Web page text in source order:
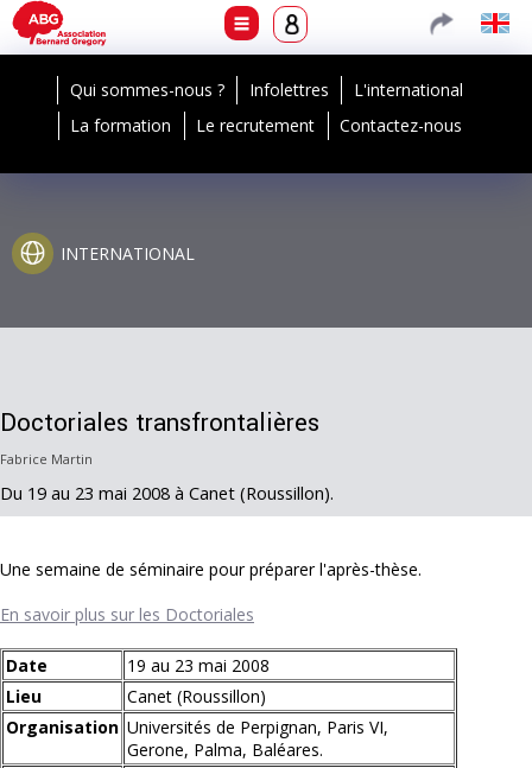
Qui sommes-nous ? Infolettres
L'international
La formation
Le recrutement Contactez-nous
INTERNATIONAL
Doctoriales transfrontalières
Fabrice Martin
Du 19 au 23 mai 2008 à Canet (Roussillon).
Une semaine de séminaire pour préparer l'après-thèse.
En savoir plus sur les Doctoriales
Date
19 au 23 mai 2008
Lieu
Canet (Roussillon)
Organisation Universités de Perpignan, Paris VI,
Gerone, Palma, Baléares.